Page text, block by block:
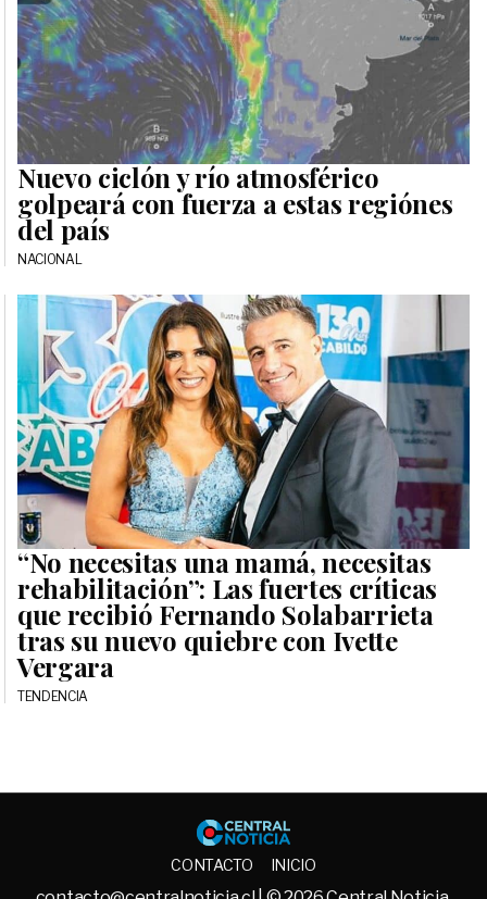
Nuevo ciclón y río atmosférico
golpeará con fuerza a estas regiónes
del país
NACIONAL
“No necesitas una mamá, necesitas
rehabilitación”: Las fuertes críticas
que recibió Fernando Solabarrieta
tras su nuevo quiebre con Ivette
Vergara
TENDENCIA
Central
CONTACTO INICIO